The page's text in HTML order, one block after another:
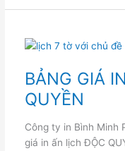
BẢNG GIÁ
QUYỀN
Công ty in Bình Minh
giá in ấn lịch ĐỘC
BẢNG
GIÁ
TẾT
ĐỘC
QUYỀN